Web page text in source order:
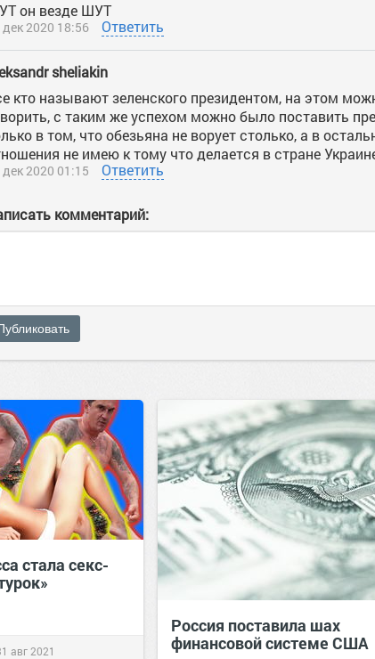
он везде ШУТ
дек 2020 18:56 Ответить
sheliakin
кто называют зеленского президентом, на этом
с таким же успехом можно было поставить
в том, что обезьяна не ворует столько, а в
не имею к тому что делается в стране
дек 2020 01:15 Ответить
комментарий:
стала секс-
авг 2021
Россия поставила шах
финансовой системе США